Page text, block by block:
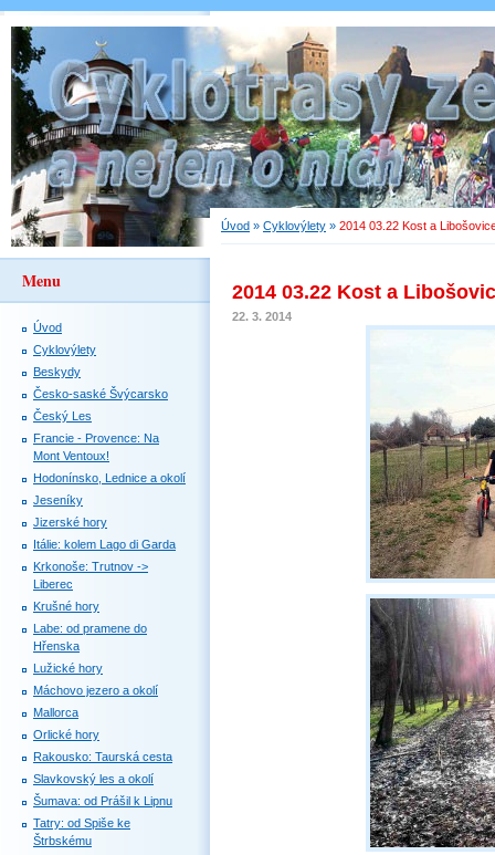
Úvod » Cyklovýlety » 2014 03.22 Kost a
2014 03.22 Kost a
22. 3. 2014
Menu
Úvod
Cyklovýlety
Beskydy
Česko-saské Švýcarsko
Český Les
Francie - Provence: Na
Mont Ventoux!
Hodonínsko, Lednice a okolí
Jeseníky
Jizerské hory
Itálie: kolem Lago di Garda
Krkonoše: Trutnov ->
Liberec
Krušné hory
Labe: od pramene do
Hřenska
Lužické hory
Máchovo jezero a okolí
Mallorca
Orlické hory
Rakousko: Taurská cesta
Slavkovský les a okolí
Šumava: od Prášil k Lipnu
Tatry: od Spiše ke
Štrbskému